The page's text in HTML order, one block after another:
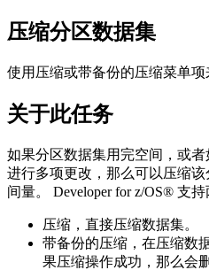
压缩分区数据集
使用 压缩或带备份的压缩菜单项
关于此任务
如果分区数据集用完空间，或
进行多项更改，那么可以压缩
间量。 Developer for z/OS® 支持
压缩 ，直接压缩数据集。
带备份的压缩 ，在压缩数
果压缩操作成功，那么会